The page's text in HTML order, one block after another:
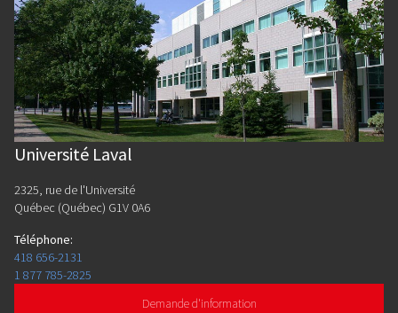
Université Laval
2325, rue de l'Université
Québec (Québec) G1V 0A6
Téléphone:
418 656-2131
1 877 785-2825
Demande d'information